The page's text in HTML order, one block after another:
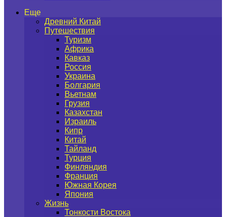
Еще
Древний Китай
Путешествия
Туризм
Африка
Кавказ
Россия
Украина
Болгария
Вьетнам
Грузия
Казахстан
Израиль
Кипр
Китай
Тайланд
Турция
Финляндия
Франция
Южная Корея
Япония
Жизнь
Тонкости Востока